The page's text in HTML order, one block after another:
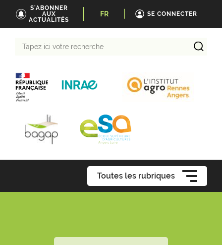
S'ABONNER
AUX
ACTUALITÉS
FR SE CONNECTER
Toutes les rubriques